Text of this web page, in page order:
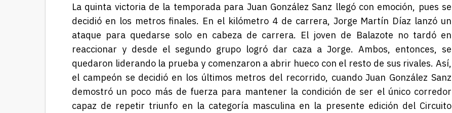
La quinta victoria de la temporada para Juan González Sanz llegó con emoción, pues se
decidió en los metros finales. En el kilómetro 4 de carrera, Jorge Martín Díaz lanzó un
ataque para quedarse solo en cabeza de carrera. El joven de Balazote no tardó en
reaccionar y desde el segundo grupo logró dar caza a Jorge. Ambos, entonces, se
quedaron liderando la prueba y comenzaron a abrir hueco con el resto de sus rivales. Así,
el campeón se decidió en los últimos metros del recorrido, cuando Juan González Sanz
demostró un poco más de fuerza para mantener la condición de ser el único corredor
capaz de repetir triunfo en la categoría masculina en la presente edición del Circuito